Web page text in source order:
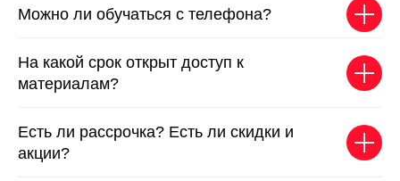
Можно ли обучаться с телефона?
На какой срок открыт доступ к
материалам?
Есть ли рассрочка? Есть ли скидки и
акции?